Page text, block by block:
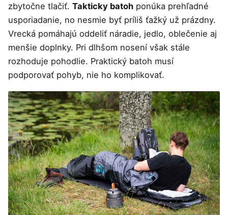
zbytočne tlačiť. Takticky batoh ponúka prehľadné
usporiadanie, no nesmie byť príliš ťažký už prázdny.
Vrecká pomáhajú oddeliť náradie, jedlo, oblečenie aj
menšie doplnky. Pri dlhšom nosení však stále
rozhoduje pohodlie. Praktický batoh musí
podporovať pohyb, nie ho komplikovať.